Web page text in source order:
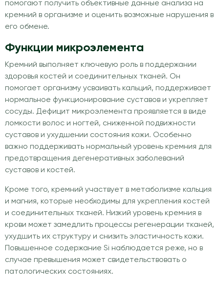
помогают получить объективные данные анализа на
кремний в организме и оценить возможные нарушения в
его обмене.
Функции микроэлемента
Кремний выполняет ключевую роль в поддержании
здоровья костей и соединительных тканей. Он
помогает организму усваивать кальций, поддерживает
нормальное функционирование суставов и укрепляет
сосуды. Дефицит микроэлемента проявляется в виде
ломкости волос и ногтей, сниженной подвижности
суставов и ухудшении состояния кожи. Особенно
важно поддерживать нормальный уровень кремния для
предотвращения дегенеративных заболеваний
суставов и костей.
Кроме того, кремний участвует в метаболизме кальция
и магния, которые необходимы для укрепления костей
и соединительных тканей. Низкий уровень кремния в
крови может замедлить процессы регенерации тканей,
ухудшить их структуру и снизить эластичность кожи.
Повышенное содержание Si наблюдается реже, но в
случае превышения может свидетельствовать о
патологических состояниях.